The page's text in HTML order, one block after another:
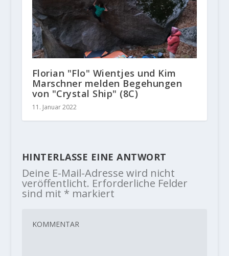
Florian "Flo" Wientjes und Kim
Marschner melden Begehungen
von "Crystal Ship" (8C)
11. Januar 2022
HINTERLASSE EINE ANTWORT
Deine E-Mail-Adresse wird nicht
veröffentlicht. Erforderliche Felder
sind mit * markiert